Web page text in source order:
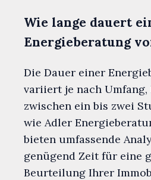
Wie lange dauert
Energieberatung
Die Dauer einer
variiert je nach
zwischen ein bis zwei
wie Adler
bieten umfassende
genügend Zeit für eine
Beurteilung Ihrer